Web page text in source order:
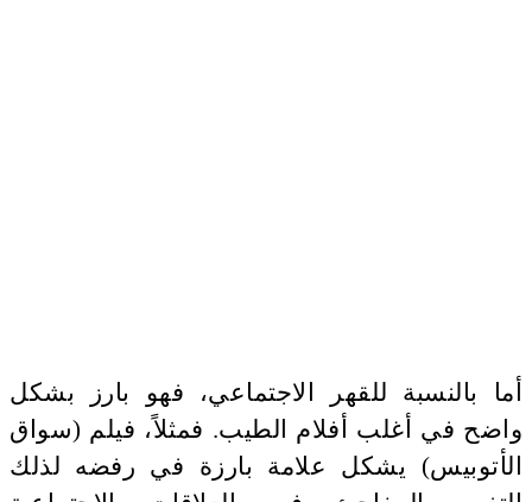
أما بالنسبة للقهر الاجتماعي، فهو بارز بشكل
واضح في أغلب أفلام الطيب. فمثلاً، فيلم (سواق
الأتوبيس) يشكل علامة بارزة في رفضه لذلك